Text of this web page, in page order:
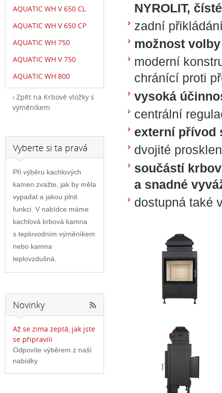
NYROLIT,
zadní
možnost
moderní
chránící proti
vysoká
centrální
externí přívod
dvojité
součástí
a snadné
dostupná také
AQUATIC WH V 650 CL
AQUATIC WH V 650 CP
AQUATIC WH 750
AQUATIC WH V 750
AQUATIC WH 800
Zpět na Krbové vložky s
výměníkem
Vyberte si ta pravá
Při výběru kachlových
kamen zvažte, jak by měla
vypadat a jakou plnit
funkci. V nabídce máme
kachlová krbová kamna
s teplovodním výměníkem
nebo kamna
teplovzdušná.
Novinky
Až se zima zeptá, jak jste
se připravili
Odpovíte výběrem z naší
nabídky